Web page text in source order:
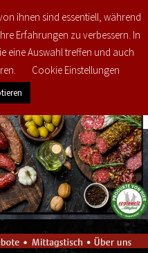
€0,00 0
ihnen sind essentiell, während
Erfahrungen zu verbessern. In
eine Auswahl treffen und auch
Cookie Einstellungen